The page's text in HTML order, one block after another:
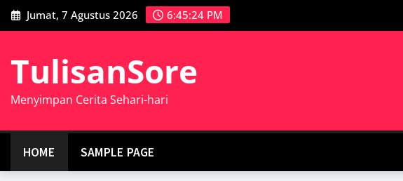
Skip
to
Jumat, 7 Agustus 2026 6:45:25 PM
TulisanSore
Menyimpan Cerita Sehari-hari
HOME SAMPLE PAGE